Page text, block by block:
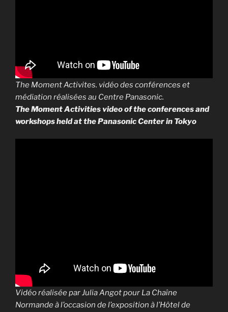
The Moment Activites. vidéo des conférences et
médiation réalisées au Centre Panasonic.
The Moment Activities video of the conferences and
workshops held at the Panasonic Center in Tokyo
Vidéo réalisée par Julia Angot pour La Chaîne
Normande à l’occasion de l’exposition à l’Hôtel de